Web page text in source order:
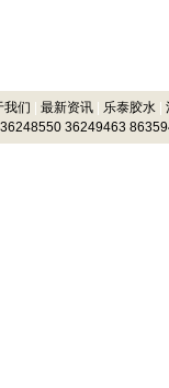
我们 最新资讯| 乐泰胶水|
36249463